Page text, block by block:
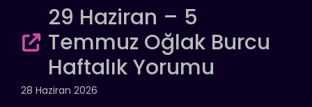
29 Haziran – 5
Temmuz Oğlak Burcu
Haftalık Yorumu
28 Haziran 2026